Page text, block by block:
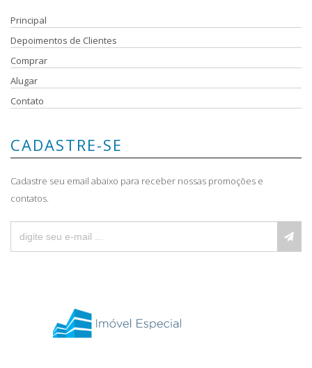
Principal
Depoimentos de Clientes
Comprar
Alugar
Contato
CADASTRE-SE
Cadastre seu email abaixo para receber nossas promoções e
contatos.